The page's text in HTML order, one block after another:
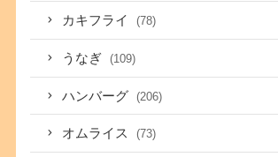
カキフライ (78)
うなぎ (109)
ハンバーグ (206)
オムライス (73)